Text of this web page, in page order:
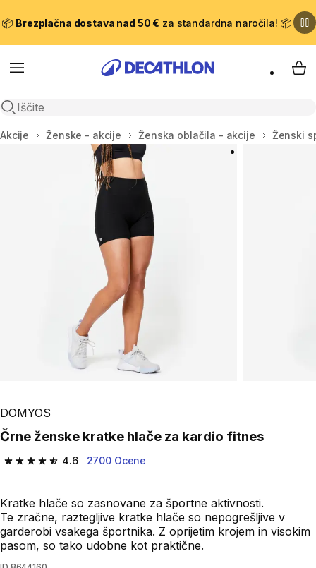
📦 Brezplačna dostava nad 50 € za standardna naročila! 📦
Meni
Odpri iskanje
Domov
Akcije Ženske - akcije Ženska oblačila - akcije Ženski
DOMYOS
Črne ženske kratke hlače za kardio fitnes
4.6
4.6 od 5 zvezdic from 2700 ocene
2700 Ocene
Kratke hlače so zasnovane za športne aktivnosti.
Te zračne, raztegljive kratke hlače so nepogrešljive v
garderobi vsakega športnika. Z oprijetim krojem in visokim
pasom, so tako udobne kot praktične.